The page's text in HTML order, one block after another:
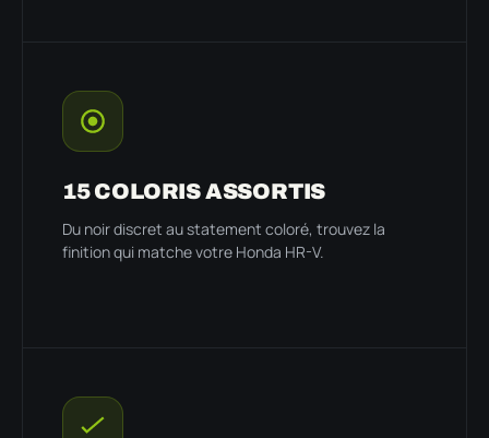
15 COLORIS ASSORTIS
Du noir discret au statement coloré, trouvez la
finition qui matche votre Honda HR-V.